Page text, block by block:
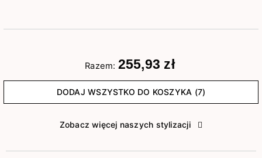
Razem: 255,93 zł
DODAJ WSZYSTKO DO KOSZYKA (7)
Zobacz więcej naszych stylizacji